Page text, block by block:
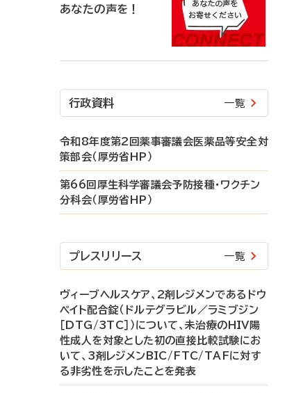
あなたの声を！
行政資料 一覧
令和8年度第2回薬事審議会医薬品等安全対
策部会（厚労省HP）
第66回厚生科学審議会予防接種・ワクチン
分科会（厚労省HP）
プレスリリース 一覧
ヴィーブヘルスケア、2剤レジメンであるドウ
ベイト配合錠（ドルテグラビル／ラミブジン
［DTG/3TC］）について、未治療のHIV陽
性成人を対象とした初の直接比較試験にお
いて、3剤レジメンBIC/FTC/TAFに対す
る非劣性を示したことを発表